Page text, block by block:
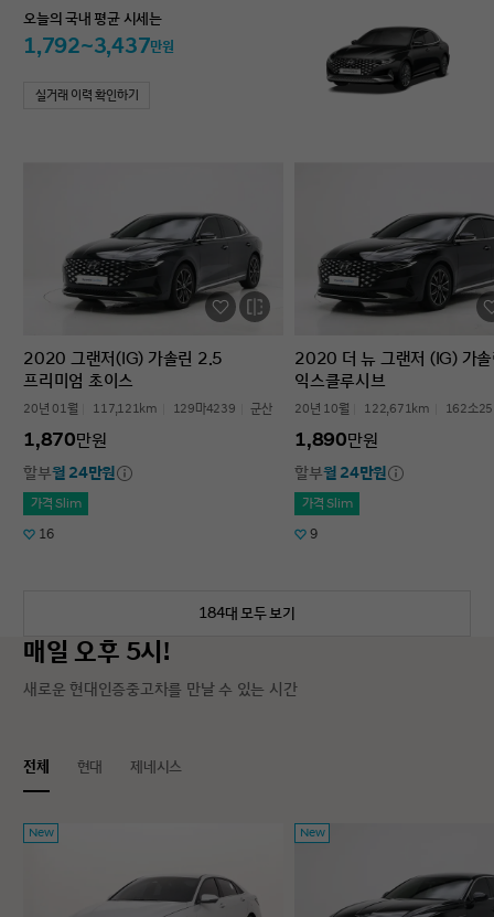
오늘의 국내 평균 시세는
1,792~3,437만원
실거래 이력 확인하기
2020 그랜저(IG) 가솔린 2.5
프리미엄 초이스
20년 01월 117,121km 129마4239 군산
1,870만원
할부월 24만원
가격 Slim
16
2020 더 뉴 그랜저 (IG) 가
익스클루시브
20년 10월 122,671km 162소
1,890만원
할부월 24만원
가격 Slim
9
184대 모두 보기
매일 오후 5시!
새로운 현대인증중고차를 만날 수 있는 시간
전체 현대 제네시스
New New